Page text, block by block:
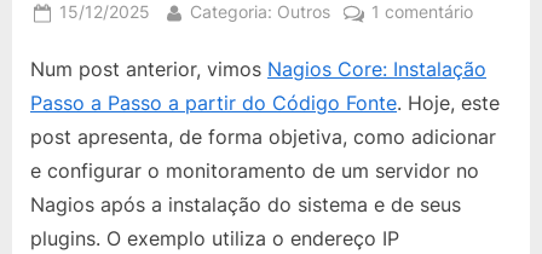
Posted
15/12/2025 By
Categoria: Outros 1 comentárioem
de
de
Host
Num post anterior, vimos Nagios Core: Instalação
Passo a Passo a partir do Código Fonte. Hoje, este
post apresenta, de forma objetiva, como adicionar
e configurar o monitoramento de um servidor no
Nagios após a instalação do sistema e de seus
plugins. O exemplo utiliza o endereço IP